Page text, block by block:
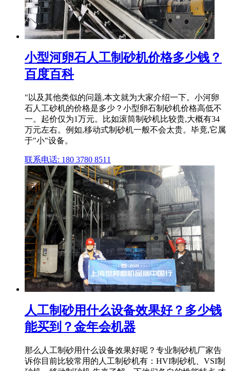
小型河卵石人工制砂机价格多少钱？
百度百科
"以及其他类似的问题,本文就为大家介绍一下。小河卵
石人工砂机的价格是多少？小型卵石制砂机价格高低不
一。起价仅为1万元。比如滚筒制砂机比较贵,大概有34
万元左右。例如,移动式制砂机一般不会太贵。毕竟,它属
于"小"设备。
联系电话: 180 3780 8511
人工制砂用什么设备效果好？多少钱
能买到？金年会机器
那么人工制砂用什么设备效果好呢？专业制砂机厂家告
诉你目前比较常用的人工制砂机有：HVI制砂机、VSI制